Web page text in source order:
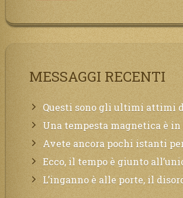
MESSAGGI RECENTI
Questi sono gli ultimi attimi di vita, chi si vuole salvare Mi
Una tempesta magnetica è in corso, questa generazione patirà. Il black out non tarderà ad
Avete ancora pochi istanti per convertirvi, non perdete tempo, la sciagura arriverà all’improvviso e per chi
Ecco, il tempo è giunto all’unione del Padre con il figlio, non avete che
L’inganno è alle porte, il disordine degli ordinati urlerà perdono, ma sarà troppo tardi,